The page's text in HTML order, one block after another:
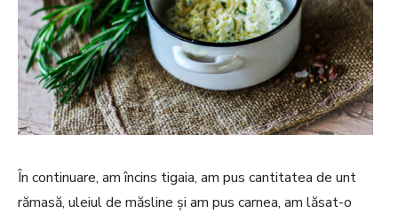
În continuare, am încins tigaia, am pus cantitatea de unt
rămasă, uleiul de măsline și am pus carnea, am lăsat-o